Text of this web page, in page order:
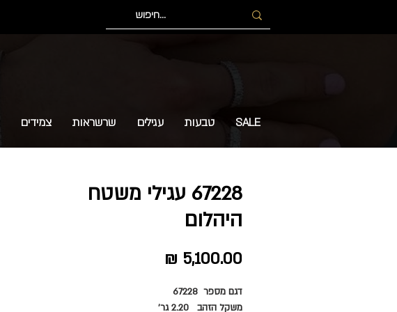
SALE טבעות עגילים שרשראות צמידים
67228 עגילי משטח
היהלום
דגם מספר 67228
משקל הזהב 2.20 גר'